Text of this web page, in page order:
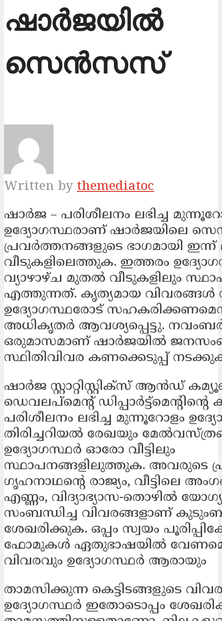
ഷാ​ർ​ജ​യി​ൽ
സെ​ൻ​സ​സ്
Written by themediatoc
ഷാർജ – പരിശീലനം ലഭിച്ച
ഉദ്യോഗസ്ഥരാണ് ഷാർജയിലെ
പ്രവർത്തനങ്ങളുടെ ഭാഗമായി
വീടുകളിലെത്തുക. ഇത്തരം
വ്യാഴാഴ്ച മുതൽ വീടുകളിലും
എത്തുന്നത്. കൃത്യമായ വിവരങ്ങൾ
ഉദ്യോഗസ്ഥരോട്
അധികൃതർ ആവശ്യപ്പെട്ടു. നവംബർ
ഒരുമാസമാണ് ഷാർജയിൽ
സ്ഥിതിവിവര കണക്കെടുപ്പ്
ഷാർജ സ്റ്റാറ്റിസ്റ്റിക്സ് ആൻഡ്
ഡെവലപ്മെന്‍റ് ഡിപ്പാർട്ട്മെന്‍റിന്‍റെ
പരിശീലനം ലഭിച്ച മുന്നൂറോളം
തിരിച്ചറിയൽ രേഖയും
ഉദ്യോഗസ്ഥർ ഓരോ വീട്ടിലും
സ്ഥാപനങ്ങളിലുത്തുക. അവരുടെ
ഗൃഹനാഥന്‍റെ രാജ്യം, വീട്ടിലെ
എണ്ണം, വിദ്യാഭ്യാസ-തൊഴിൽ
സംബന്ധിച്ച വിവരങ്ങളാണ്
ശേഖരിക്കുക. ഒപ്പം സ്വയം
ഫോമുകൾ ഏതുഭാഷയിൽ
വിവരവും ഉദ്യോഗസ്ഥർ ആരായും
താമസിക്കുന്ന കെട്ടിടങ്ങളുടെ
ഉദ്യോഗസ്ഥർ ഇതോടൊപ്പം